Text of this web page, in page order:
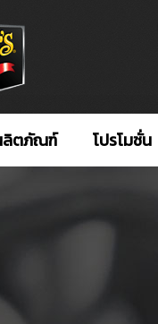
ลิตภัณฑ์ โปรโมชั่น